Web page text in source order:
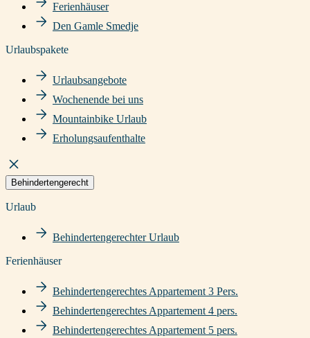
Ferienhäuser
Den Gamle Smedje
Urlaubspakete
Urlaubsangebote
Wochenende bei uns
Mountainbike Urlaub
Erholungsaufenthalte
Behindertengerecht
Urlaub
Behindertengerechter Urlaub
Ferienhäuser
Behindertengerechtes Appartement 3 Pers.
Behindertengerechtes Appartement 4 pers.
Behindertengerechtes Appartement 5 pers.